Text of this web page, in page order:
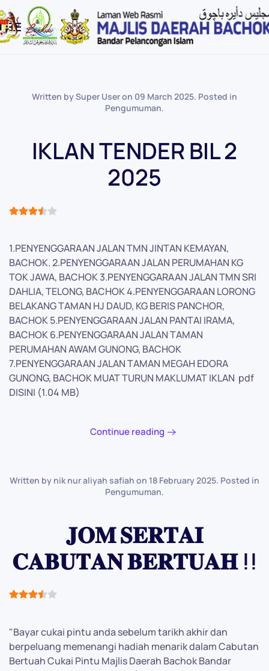
Skip to main content
Written by Super User on 09 March 2025. Posted in
Pengumuman.
IKLAN TENDER BIL 2
2025
User Rating:
1.PENYENGGARAAN JALAN TMN JINTAN KEMAYAN,
BACHOK. 2.PENYENGGARAAN JALAN PERUMAHAN KG
TOK JAWA, BACHOK 3.PENYENGGARAAN JALAN TMN SRI
DAHLIA, TELONG, BACHOK 4.PENYENGGARAAN LORONG
BELAKANG TAMAN HJ DAUD, KG BERIS PANCHOR,
BACHOK 5.PENYENGGARAAN JALAN PANTAI IRAMA,
BACHOK 6.PENYENGGARAAN JALAN TAMAN
PERUMAHAN AWAM GUNONG, BACHOK
7.PENYENGGARAAN JALAN TAMAN MEGAH EDORA
GUNONG, BACHOK MUAT TURUN MAKLUMAT IKLAN pdf
DISINI (1.04 MB)
Continue reading
Written by nik nur aliyah safiah on 18 February 2025. Posted in
Pengumuman.
𝐉𝐎𝐌 𝐒𝐄𝐑𝐓𝐀𝐈
𝐂𝐀𝐁𝐔𝐓𝐀𝐍 𝐁𝐄𝐑𝐓𝐔𝐀𝐇 !!
User Rating:
"Bayar cukai pintu anda sebelum tarikh akhir dan
berpeluang memenangi hadiah menarik dalam Cabutan
Bertuah Cukai Pintu Majlis Daerah Bachok Bandar